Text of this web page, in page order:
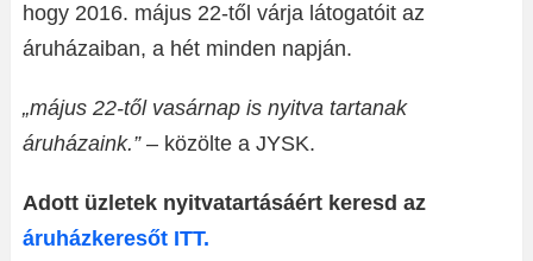
hogy 2016. május 22-től várja látogatóit az
áruházaiban, a hét minden napján.
„május 22-től vasárnap is nyitva tartanak
áruházaink.”– közölte a JYSK.
Adott üzletek nyitvatartásáért keresd az
áruházkeresőt ITT.